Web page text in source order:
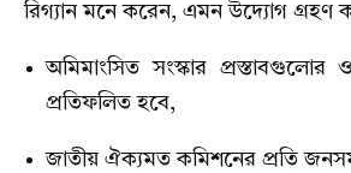
রিগ্যান মনে করেন, এমন উদ্যোগ
অমিমাংসিত সংস্কার প্রস্তাবগুলোর
প্রতিফলিত হবে,
জাতীয় ঐক্যমত কমিশনের প্রতি